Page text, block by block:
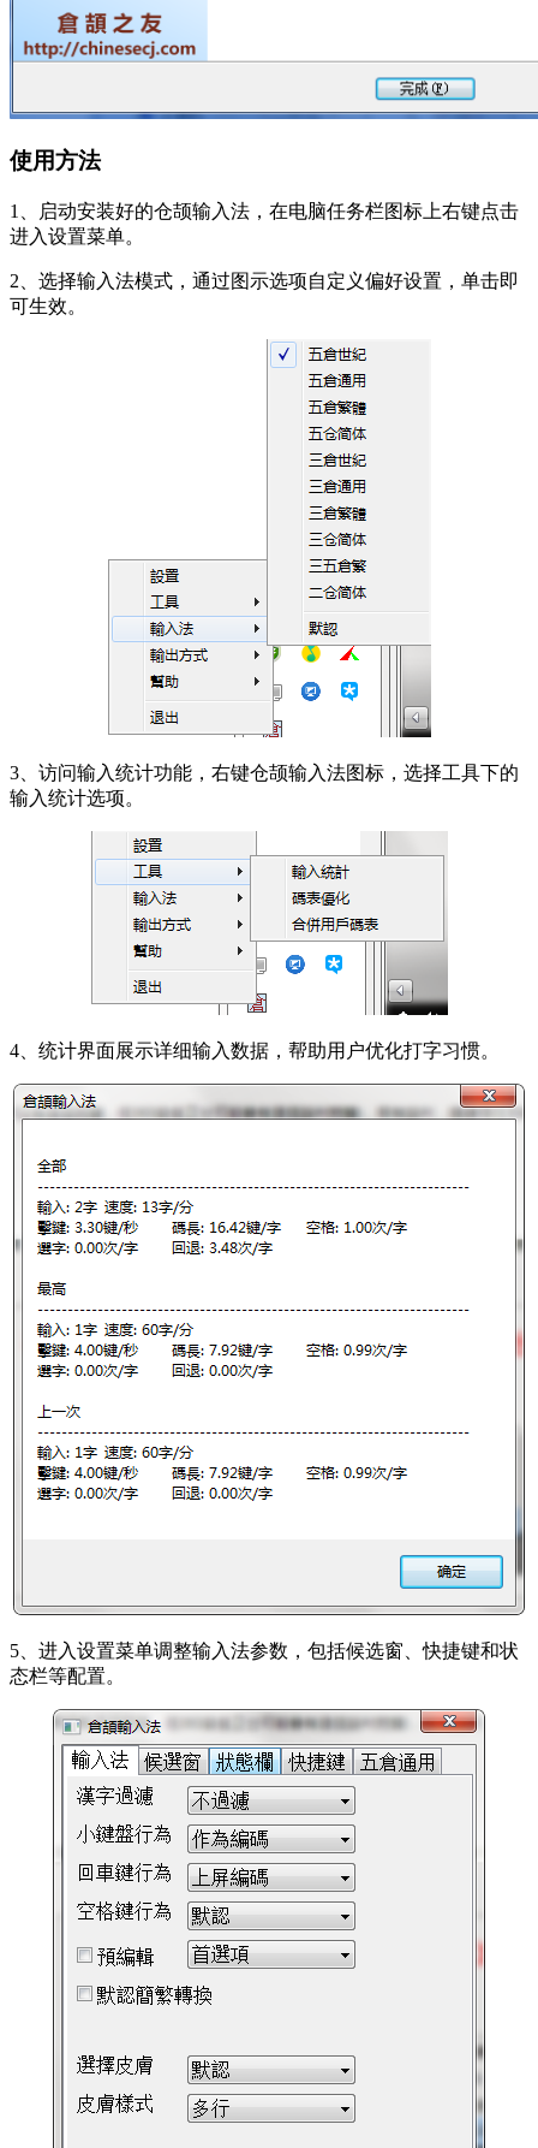
使用方法
1、启动安装好的仓颉输入法 ，在电脑任务栏图标上右键点击
进入设置菜单。
2、选择输入法模式，通过图示选项自定义偏好设置，单击即
可生效。
3、访问输入统计功能，右键仓颉输入法图标，选择工具下的
输入统计选项。
4、统计界面展示详细输入数据，帮助用户优化打字习惯。
5、进入设置菜单调整输入法参数，包括候选窗、快捷键和状
态栏等配置。